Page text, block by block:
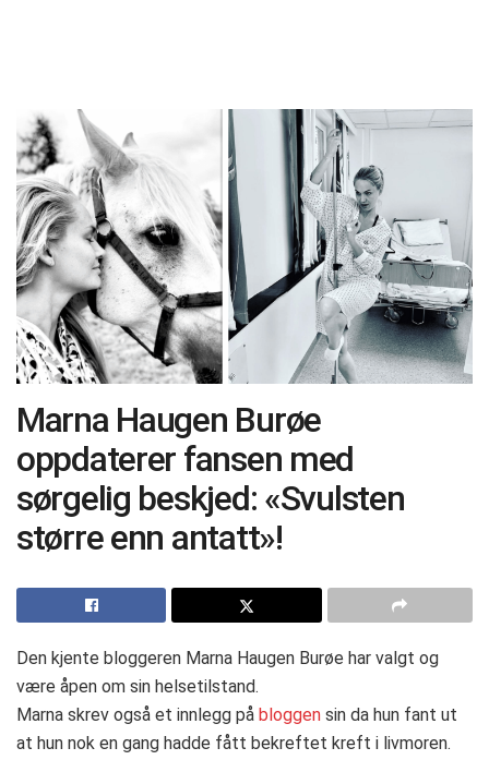
Marna Haugen Burøe
oppdaterer fansen med
sørgelig beskjed: «Svulsten
større enn antatt»!
Den kjente bloggeren Marna Haugen Burøe har valgt og
være åpen om sin helsetilstand.
Marna skrev også et innlegg på bloggen sin da hun fant ut
at hun nok en gang hadde fått bekreftet kreft i livmoren.